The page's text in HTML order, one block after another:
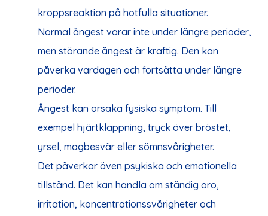
kroppsreaktion på hotfulla situationer.
Normal ångest varar inte under längre perioder,
men störande ångest är kraftig. Den kan
påverka vardagen och fortsätta under längre
perioder.
Ångest kan orsaka fysiska symptom. Till
exempel hjärtklappning, tryck över bröstet,
yrsel, magbesvär eller sömnsvårigheter.
Det påverkar även psykiska och emotionella
tillstånd. Det kan handla om ständig oro,
irritation, koncentrationssvårigheter och